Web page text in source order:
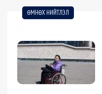
ӨМНӨХ НИЙТЛЭЛ